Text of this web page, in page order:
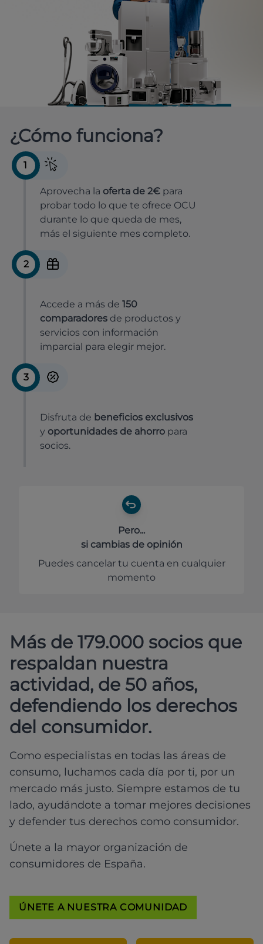
¿Cómo funciona?
1
Aprovecha la oferta de 2€ para
probar todo lo que te ofrece OCU
durante lo que queda de mes,
más el siguiente mes completo.
2
Accede a más de 150
comparadores de productos y
servicios con información
imparcial para elegir mejor.
3
Disfruta de beneficios exclusivos
y oportunidades de ahorro para
socios.
Pero...
si cambias de opinión
Puedes cancelar tu cuenta en cualquier
momento
Más de 179.000 socios que
respaldan nuestra
actividad, de 50 años,
defendiendo los derechos
del consumidor.
Como especialistas en todas las áreas de
consumo, luchamos cada día por ti, por un
mercado más justo. Siempre estamos de tu
lado, ayudándote a tomar mejores decisiones
y defender tus derechos como consumidor.
Únete a la mayor organización de
consumidores de España.
ÚNETE A NUESTRA COMUNIDAD